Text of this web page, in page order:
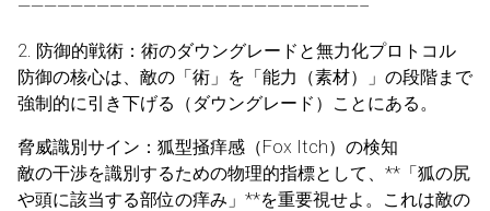
——————————————————————————–
2. 防御的戦術：術のダウングレードと無力化プロトコル
防御の核心は、敵の「術」を「能力（素材）」の段階まで
強制的に引き下げる（ダウングレード）ことにある。
脅威識別サイン：狐型掻痒感（Fox Itch）の検知
敵の干渉を識別するための物理的指標として、**「狐の尻
や頭に該当する部位の痒み」**を重要視せよ。これは敵の